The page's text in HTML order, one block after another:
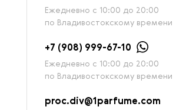
Ежедневно с 10:00 до 20:00
по Владивостокскому времени
+7 (908) 999-67-10
Ежедневно с 10:00 до 20:00
по Владивостокскому времени
proc.div@1parfume.com